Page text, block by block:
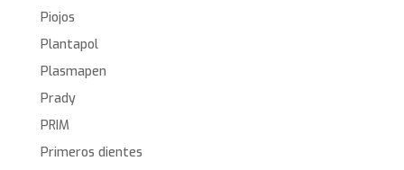
Piojos
Plantapol
Plasmapen
Prady
PRIM
Primeros dientes